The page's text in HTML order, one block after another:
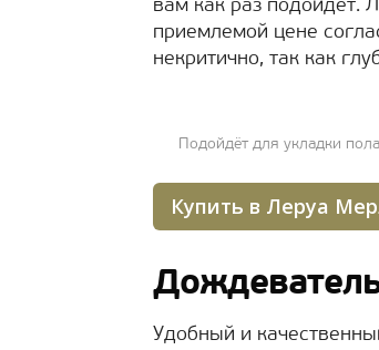
вам как раз подойдёт.
приемлемой цене
некритично, так как
Подойдёт для укладки
Купить в Леруа
Удобный и